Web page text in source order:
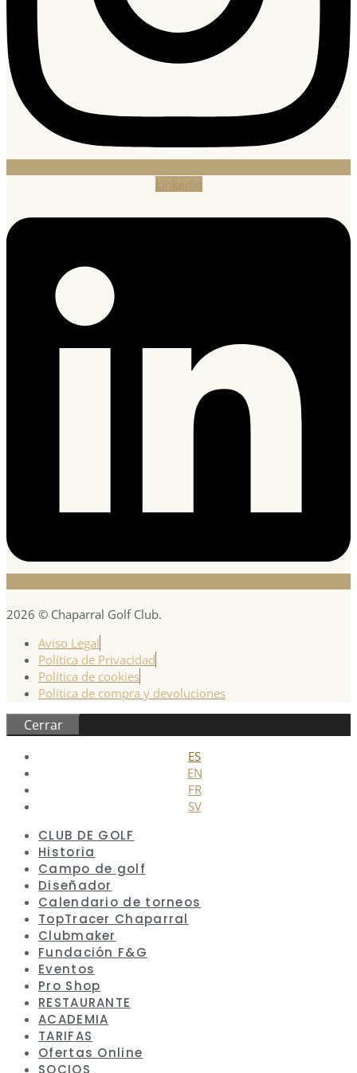
2026 © Chaparral Golf Club.
Aviso Legal
Política de Privacidad
Política de cookies
Política de compra y devoluciones
Cerrar
ES
EN
FR
SV
CLUB DE GOLF
Historia
Campo de golf
Diseñador
Calendario de torneos
TopTracer Chaparral
Clubmaker
Fundación F&G
Eventos
Pro Shop
RESTAURANTE
ACADEMIA
TARIFAS
Ofertas Online
SOCIOS